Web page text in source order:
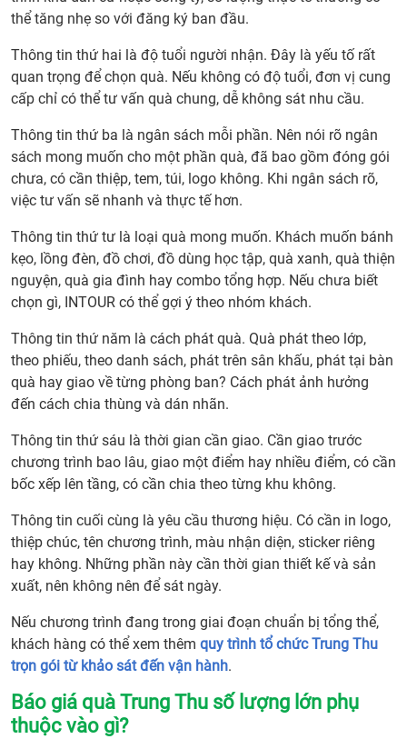
thể tăng nhẹ so với đăng ký ban đầu.
Thông tin thứ hai là độ tuổi người nhận. Đây là yếu tố rất
quan trọng để chọn quà. Nếu không có độ tuổi, đơn vị cung
cấp chỉ có thể tư vấn quà chung, dễ không sát nhu cầu.
Thông tin thứ ba là ngân sách mỗi phần. Nên nói rõ ngân
sách mong muốn cho một phần quà, đã bao gồm đóng gói
chưa, có cần thiệp, tem, túi, logo không. Khi ngân sách rõ,
việc tư vấn sẽ nhanh và thực tế hơn.
Thông tin thứ tư là loại quà mong muốn. Khách muốn bánh
kẹo, lồng đèn, đồ chơi, đồ dùng học tập, quà xanh, quà thiện
nguyện, quà gia đình hay combo tổng hợp. Nếu chưa biết
chọn gì, INTOUR có thể gợi ý theo nhóm khách.
Thông tin thứ năm là cách phát quà. Quà phát theo lớp,
theo phiếu, theo danh sách, phát trên sân khấu, phát tại bàn
quà hay giao về từng phòng ban? Cách phát ảnh hưởng
đến cách chia thùng và dán nhãn.
Thông tin thứ sáu là thời gian cần giao. Cần giao trước
chương trình bao lâu, giao một điểm hay nhiều điểm, có cần
bốc xếp lên tầng, có cần chia theo từng khu không.
Thông tin cuối cùng là yêu cầu thương hiệu. Có cần in logo,
thiệp chúc, tên chương trình, màu nhận diện, sticker riêng
hay không. Những phần này cần thời gian thiết kế và sản
xuất, nên không nên để sát ngày.
Nếu chương trình đang trong giai đoạn chuẩn bị tổng thể,
khách hàng có thể xem thêm quy trình tổ chức Trung Thu
trọn gói từ khảo sát đến vận hành.
Báo giá quà Trung Thu số lượng lớn phụ
thuộc vào gì?